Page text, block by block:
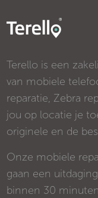
Terello is een
van mobiele
reparatie, Zebra
jou op locatie je
originele en de
Onze mobiele
gaan een
binnen 30